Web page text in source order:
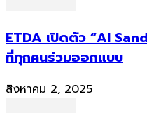
ETDA เปิดตัว “AI
ที่ทุกคนร่วมออกแบบ
สิงหาคม 2, 2025